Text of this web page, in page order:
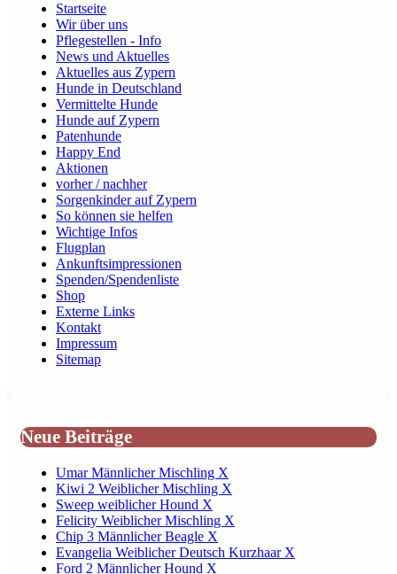
Startseite
Wir über uns
Pflegestellen - Info
News und Aktuelles
Aktuelles aus Zypern
Hunde in Deutschland
Vermittelte Hunde
Hunde auf Zypern
Patenhunde
Happy End
Aktionen
vorher / nachher
Sorgenkinder auf Zypern
So können sie helfen
Wichtige Infos
Flugplan
Ankunftsimpressionen
Spenden/Spendenliste
Shop
Externe Links
Kontakt
Impressum
Sitemap
Neue Beiträge
Umar Männlicher Mischling X
Kiwi 2 Weiblicher Mischling X
Sweep weiblicher Hound X
Felicity Weiblicher Mischling X
Chip 3 Männlicher Beagle X
Evangelia Weiblicher Deutsch Kurzhaar X
Ford 2 Männlicher Hound X